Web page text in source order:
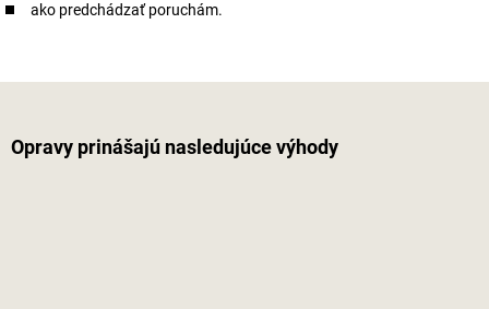
ako predchádzať poruchám.
Opravy prinášajú nasledujúce výhody